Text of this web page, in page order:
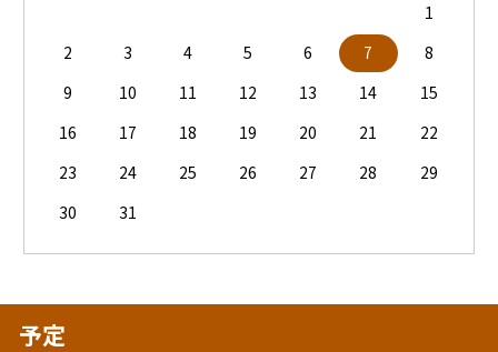
1
2
3 4 5 6 7
8
9
10 11 12 13 14
15
16
17 18 19 20 21
22
23
24 25 26 27 28
29
30
31
予定